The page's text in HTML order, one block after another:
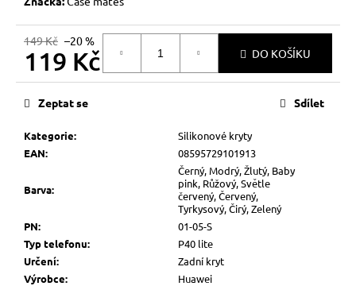
149 Kč –20 %
119 Kč
Měrná
DO KOŠÍKU
Kategorie:
Silikonové kryty
EAN: 08595729101913
Barva:
Černý, Modrý, Žlutý, Baby
pink, Růžový, Světle
červený, Červený,
Tyrkysový, Čirý, Zelený
PN:
01-05-S
Typ telefonu:
P40 lite
Určení:
Zadní kryt
Výrobce: Huawei
Zeptat se Sdílet